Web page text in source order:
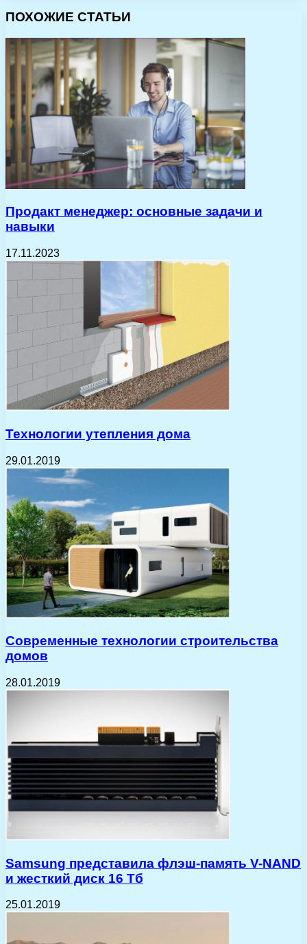
ПОХОЖИЕ СТАТЬИ
Продакт менеджер: основные задачи и
навыки
17.11.2023
Технологии утепления дома
29.01.2019
Современные технологии строительства
домов
28.01.2019
Samsung представила флэш-память V-NAND
и жесткий диск 16 Тб
25.01.2019